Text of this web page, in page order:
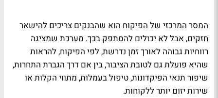
המסר המרכזי של הפיקוח הוא שהבנקים צריכים להישאר
חזקים, אבל לא יכולים להסתפק בכך. מערכת שמציגה
רווחיות גבוהה לאורך זמן נדרשת, לפי הפיקוח, להראות
שהיא פועלת גם לטובת הציבור, בין אם דרך הגברת התחרות,
שיפור תנאי הפיקדונות, טיפול בעמלות, מתווי הקלות או
שירות יזום יותר ללקוחות.